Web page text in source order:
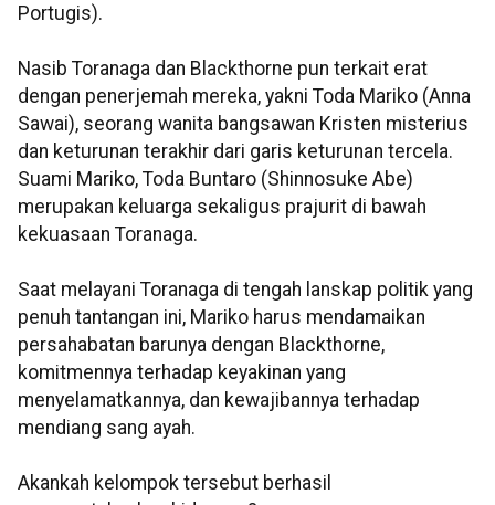
Portugis).
Nasib Toranaga dan Blackthorne pun terkait erat
dengan penerjemah mereka, yakni Toda Mariko (Anna
Sawai), seorang wanita bangsawan Kristen misterius
dan keturunan terakhir dari garis keturunan tercela.
Suami Mariko, Toda Buntaro (Shinnosuke Abe)
merupakan keluarga sekaligus prajurit di bawah
kekuasaan Toranaga.
Saat melayani Toranaga di tengah lanskap politik yang
penuh tantangan ini, Mariko harus mendamaikan
persahabatan barunya dengan Blackthorne,
komitmennya terhadap keyakinan yang
menyelamatkannya, dan kewajibannya terhadap
mendiang sang ayah.
Akankah kelompok tersebut berhasil